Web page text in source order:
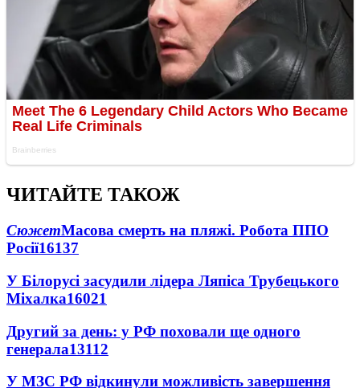
ЧИТАЙТЕ ТАКОЖ
СюжетМасова смерть на пляжі. Робота ППО
Росії16137
У Білорусі засудили лідера Ляпіса Трубецького
Міхалка16021
Другий за день: у РФ поховали ще одного
генерала13112
У МЗС РФ відкинули можливість завершення